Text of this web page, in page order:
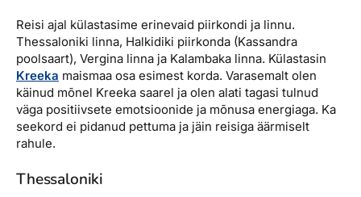
Reisi ajal külastasime erinevaid piirkondi ja linnu.
Thessaloniki linna, Halkidiki piirkonda (Kassandra
poolsaart), Vergina linna ja Kalambaka linna. Külastasin
Kreeka maismaa osa esimest korda. Varasemalt olen
käinud mõnel Kreeka saarel ja olen alati tagasi tulnud
väga positiivsete emotsioonide ja mõnusa energiaga. Ka
seekord ei pidanud pettuma ja jäin reisiga äärmiselt
rahule.
Thessaloniki